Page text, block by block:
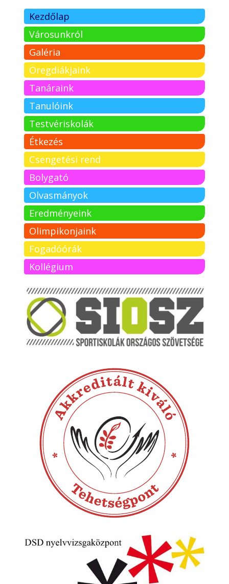
Kezdőlap
Városunkról
Galéria
Öregdiákjaink
Tanáraink
Tanulóink
Testvériskolák
Étkezés
Csengetési rend
Bolygató
Olvasmányok
Eredményeink
Olimpikonjaink
Fogadóórák
Kollégium